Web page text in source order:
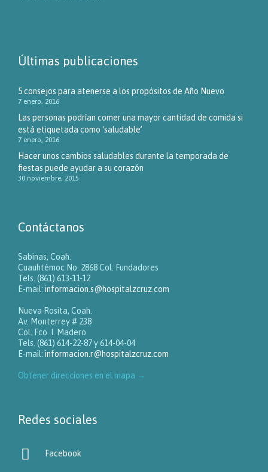
Últimas publicaciones
5 consejos para atenerse a los propósitos de Año Nuevo
7 enero, 2016
Las personas podrían comer una mayor cantidad de comida si
está etiquetada como ‘saludable’
7 enero, 2016
Hacer unos cambios saludables durante la temporada de
fiestas puede ayudar a su corazón
30 noviembre, 2015
Contáctanos
Sabinas, Coah.
Cuauhtémoc No. 2868 Col. Fundadores
Tels. (861) 613-11-12
E-mail: informacion.s@hospitalzcruz.com
Nueva Rosita, Coah.
Av. Monterrey # 238
Col. Fco. I. Madero
Tels. (861) 614-22-87 y 614-04-04
E-mail: informacion.r@hospitalzcruz.com
Obtener direcciones en el mapa →
Redes sociales
 Facebook